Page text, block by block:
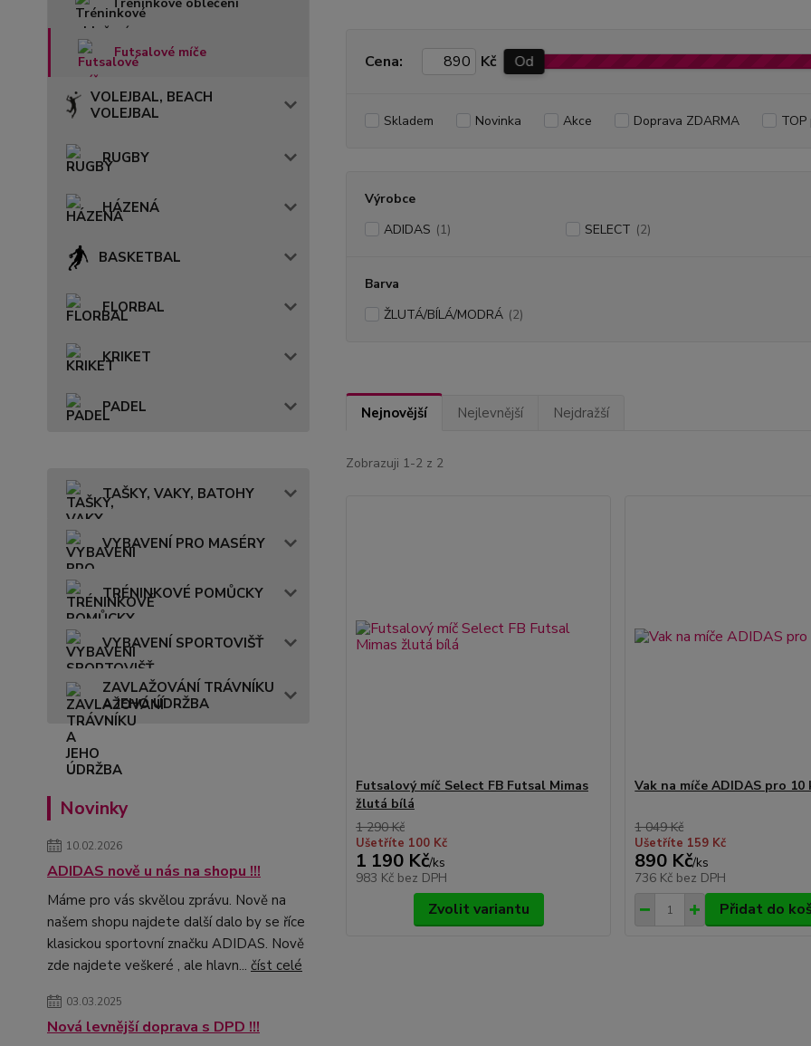
Futsalové míče
VOLEJBAL, BEACH
VOLEJBAL
RUGBY
HÁZENÁ
BASKETBAL
FLORBAL
KRIKET
PADEL
TAŠKY, VAKY, BATOHY
VYBAVENÍ PRO MASÉRY
TRÉNINKOVÉ POMŮCKY
VYBAVENÍ SPORTOVIŠŤ
ZAVLAŽOVÁNÍ TRÁVNÍKU
A JEHO ÚDRŽBA
Novinky
10.02.2026
ADIDAS nově u nás na shopu !!!
Máme pro vás skvělou zprávu. Nově na
našem shopu najdete další dalo by se říce
klasickou sportovní značku ADIDAS. Nově
zde najdete veškeré , ale hlavn... číst celé
03.03.2025
Nová levnější doprava s DPD !!!
Cena: Kč Od
Skladem Novinka Akce Doprava ZDARMA
Výrobce
ADIDAS (1) SELECT (2)
Barva
ŽLUTÁ/BÍLÁ/MODRÁ (2)
Nejnovější Nejlevnější Nejdražší
Zobrazuji 1-2 z 2
Futsalový míč Select FB Futsal Mimas
žlutá bílá
1 290 Kč
Ušetříte 100 Kč
1 190 Kč/ks
983 Kč bez DPH
Zvolit variantu
Vak na míče ADIDAS pro 10
1 049 Kč
Ušetříte 159 Kč
890 Kč/ks
736 Kč bez DPH
Přidat do